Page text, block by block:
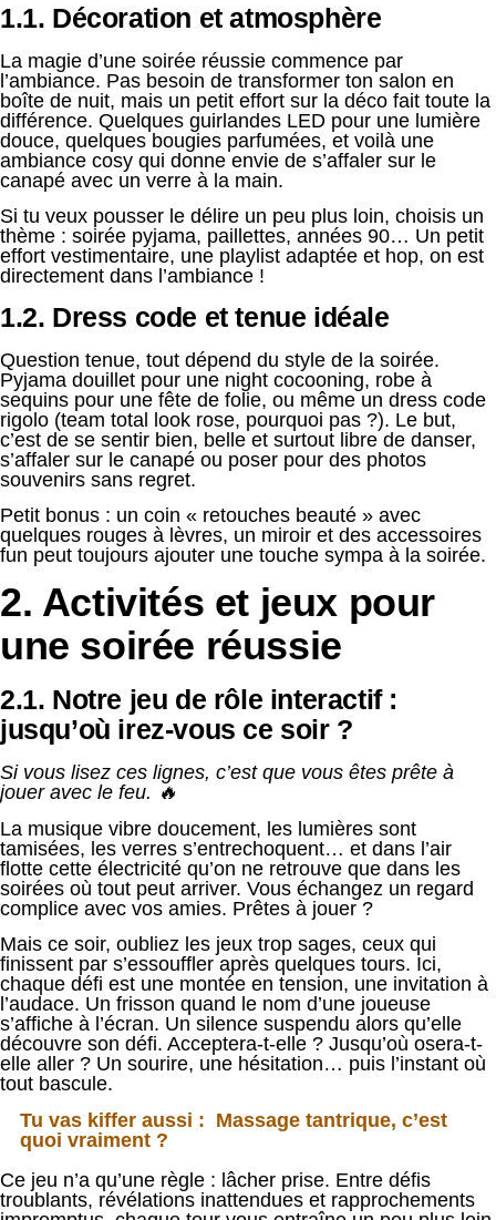
1.1. Décoration et atmosphère
La magie d’une soirée réussie commence par
l’ambiance. Pas besoin de transformer ton salon en
boîte de nuit, mais un petit effort sur la déco fait toute la
différence. Quelques guirlandes LED pour une lumière
douce, quelques bougies parfumées, et voilà une
ambiance cosy qui donne envie de s’affaler sur le
canapé avec un verre à la main.
Si tu veux pousser le délire un peu plus loin, choisis un
thème : soirée pyjama, paillettes, années 90… Un petit
effort vestimentaire, une playlist adaptée et hop, on est
directement dans l’ambiance !
1.2. Dress code et tenue idéale
Question tenue, tout dépend du style de la soirée.
Pyjama douillet pour une night cocooning, robe à
sequins pour une fête de folie, ou même un dress code
rigolo (team total look rose, pourquoi pas ?). Le but,
c’est de se sentir bien, belle et surtout libre de danser,
s’affaler sur le canapé ou poser pour des photos
souvenirs sans regret.
Petit bonus : un coin « retouches beauté » avec
quelques rouges à lèvres, un miroir et des accessoires
fun peut toujours ajouter une touche sympa à la soirée.
2. Activités et jeux pour
une soirée réussie
2.1. Notre jeu de rôle interactif :
jusqu’où irez-vous ce soir ?
Si vous lisez ces lignes, c’est que vous êtes prête à
jouer avec le feu. 🔥
La musique vibre doucement, les lumières sont
tamisées, les verres s’entrechoquent… et dans l’air
flotte cette électricité qu’on ne retrouve que dans les
soirées où tout peut arriver. Vous échangez un regard
complice avec vos amies. Prêtes à jouer ?
Mais ce soir, oubliez les jeux trop sages, ceux qui
finissent par s’essouffler après quelques tours. Ici,
chaque défi est une montée en tension, une invitation à
l’audace. Un frisson quand le nom d’une joueuse
s’affiche à l’écran. Un silence suspendu alors qu’elle
découvre son défi. Acceptera-t-elle ? Jusqu’où osera-t-
elle aller ? Un sourire, une hésitation… puis l’instant où
tout bascule.
Tu vas kiffer aussi : Massage tantrique, c’est
quoi vraiment ?
Ce jeu n’a qu’une règle : lâcher prise. Entre défis
troublants, révélations inattendues et rapprochements